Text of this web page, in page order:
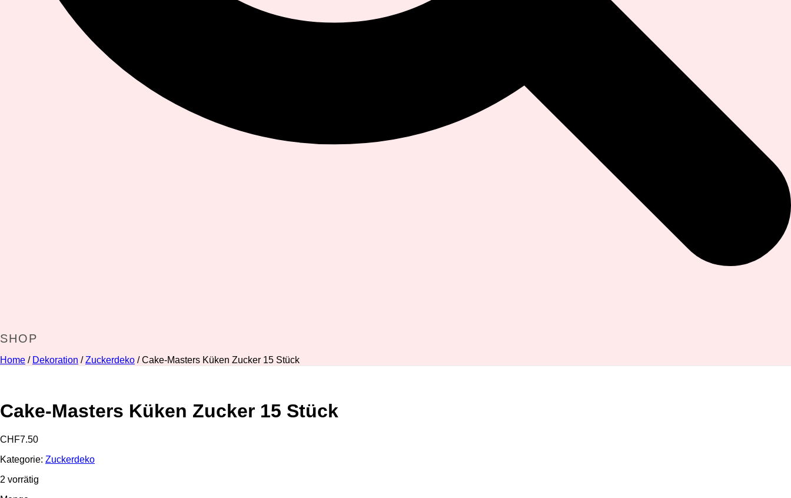
SHOP
Home / Dekoration /Zuckerdeko / Cake-Masters Küken Zucker 15 Stück
Cake-Masters Küken Zucker 15 Stück
CHF7.50
Kategorie: Zuckerdeko
2 vorrätig